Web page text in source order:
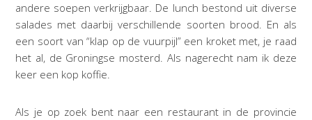
andere soepen verkrijgbaar. De lunch bestond uit diverse
salades met daarbij verschillende soorten brood. En als
een soort van “klap op de vuurpijl” een kroket met, je raad
het al, de Groningse mosterd. Als nagerecht nam ik deze
keer een kop koffie.
Als je op zoek bent naar een restaurant in de provincie